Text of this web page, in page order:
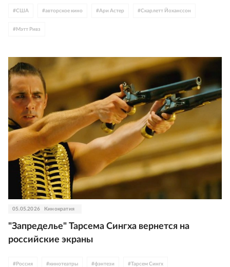
#США #авторское кино #Ари Астер #Скарлетт Йоханссон
# Мэтт Ривз
05.05.2026 Кинократия
"Запределье" Тарсема Сингха вернется на
российские экраны
# Россия #кинотеатры #фэнтези #Тарсем Сингх